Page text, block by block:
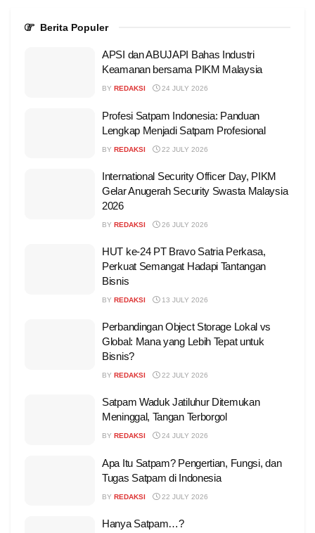
Berita Populer
APSI dan ABUJAPI Bahas Industri
Keamanan bersama PIKM Malaysia
BY REDAKSI 24 JULY 2026
Profesi Satpam Indonesia: Panduan
Lengkap Menjadi Satpam Profesional
BY REDAKSI 22 JULY 2026
International Security Officer Day, PIKM
Gelar Anugerah Security Swasta Malaysia
2026
BY REDAKSI 26 JULY 2026
HUT ke-24 PT Bravo Satria Perkasa,
Perkuat Semangat Hadapi Tantangan
Bisnis
BY REDAKSI 13 JULY 2026
Perbandingan Object Storage Lokal vs
Global: Mana yang Lebih Tepat untuk
Bisnis?
BY REDAKSI 22 JULY 2026
Satpam Waduk Jatiluhur Ditemukan
Meninggal, Tangan Terborgol
BY REDAKSI 24 JULY 2026
Apa Itu Satpam? Pengertian, Fungsi, dan
Tugas Satpam di Indonesia
BY REDAKSI 22 JULY 2026
Hanya Satpam…?